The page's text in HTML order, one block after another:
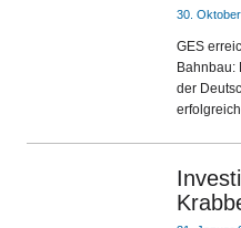
30.
GES
Bahnbau:
der